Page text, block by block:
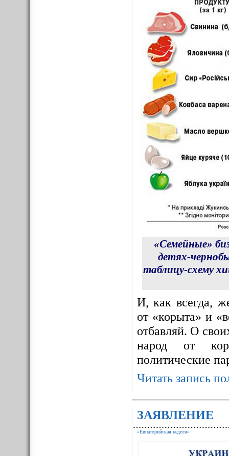
«Семейные»
детях-
таблицу-схему
И, как всегда,
от «корыта» и
отбавляй. О
народ от
политические
Читать запись
ЗАЯВЛЕНИЕ
«Евпаторийская неделя»